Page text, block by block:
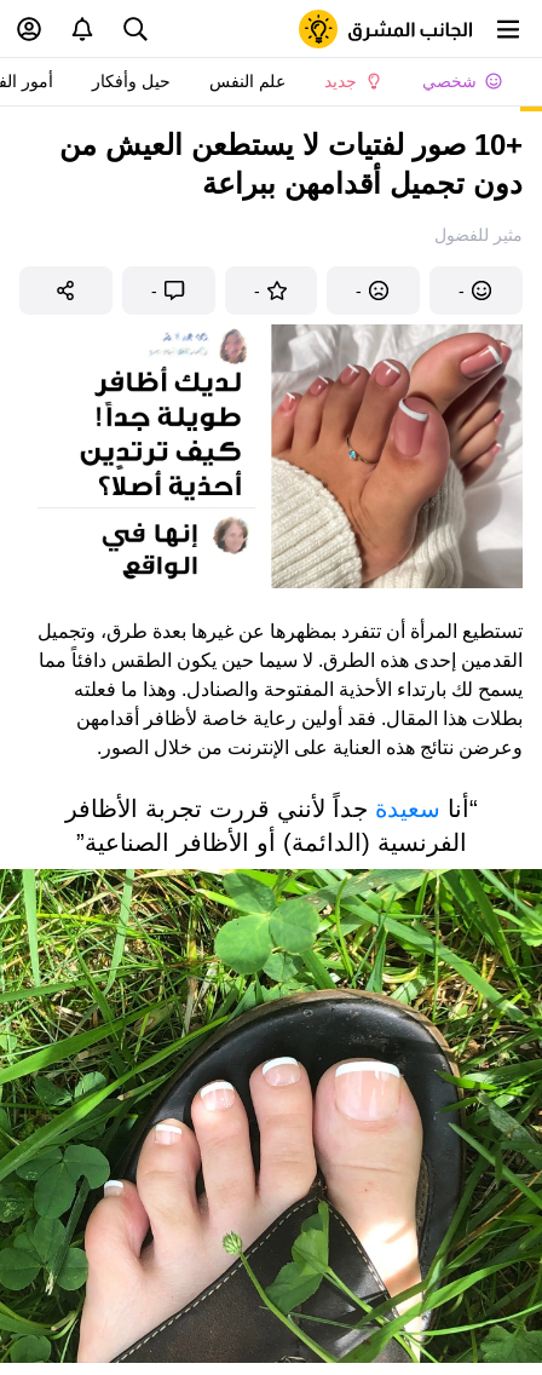
شخصي جديد علم النفس حيل وأفكار أمور
+10 صور لفتيات لا يستطعن العيش من
دون تجميل أقدامهن ببراعة
مثير للفضول
-
-
-
-
تستطيع المرأة أن تتفرد بمظهرها عن غيرها بعدة طرق، وتجميل
القدمين إحدى هذه الطرق. لا سيما حين يكون الطقس دافئاً مما
يسمح لك بارتداء الأحذية المفتوحة والصنادل. وهذا ما فعلته
بطلات هذا المقال. فقد أولين رعاية خاصة لأظافر أقدامهن
وعرضن نتائج هذه العناية على الإنترنت من خلال الصور.
“أنا سعيدة جداً لأنني قررت تجربة الأظافر
الفرنسية (الدائمة) أو الأظافر الصناعية”